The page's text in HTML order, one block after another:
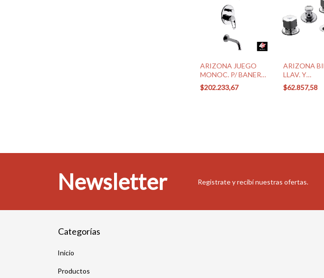
ARIZONA JUEGO
MONOC. P/ BANERA
FV (0106/B1 CR)
$202.233,67
ARIZONA
LLAV. Y
C/TAPITA FV
$62.857,58
Newsletter Registrate y recibí nuestras ofertas.
Categorías
Inicio
Productos